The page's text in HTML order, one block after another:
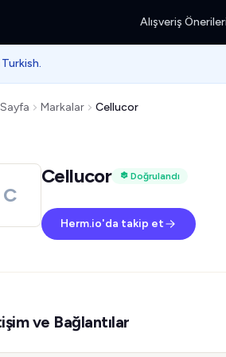
Alışveriş Önerileri
Markalar Cellucor
C
Cellucor Doğrulandı
Herm.io'da takip et
ve Bağlantılar